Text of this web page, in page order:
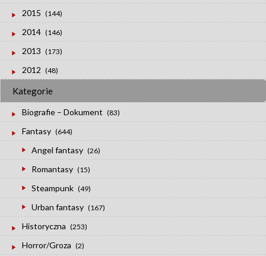
2015 (144)
2014 (146)
2013 (173)
2012 (48)
Kategorie
Biografie – Dokument (83)
Fantasy (644)
Angel fantasy (26)
Romantasy (15)
Steampunk (49)
Urban fantasy (167)
Historyczna (253)
Horror/Groza (2)